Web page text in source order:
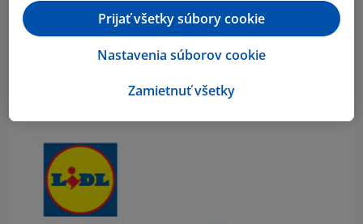
Zamietnuť všetky
Nastavenia súborov cookie
Prijať všetky súbory cookie